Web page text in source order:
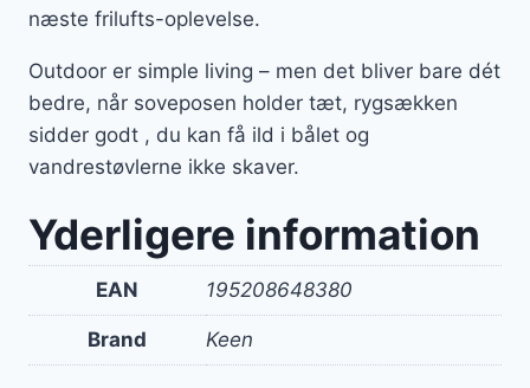
næste frilufts-oplevelse.
Outdoor er simple living – men det bliver bare dét
bedre, når soveposen holder tæt, rygsækken
sidder godt , du kan få ild i bålet og
vandrestøvlerne ikke skaver.
Yderligere information
EAN 195208648380
Brand Keen